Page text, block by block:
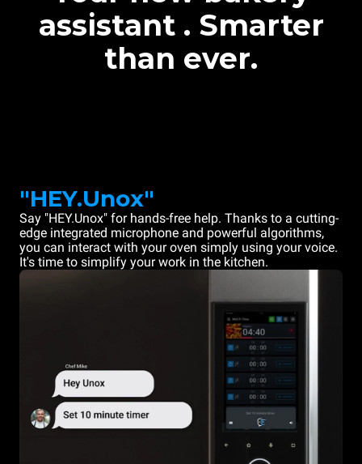
assistant . Smarter
than ever.
"HEY.Unox"
Say "HEY.Unox" for hands-free help. Thanks to a cutting-
edge integrated microphone and powerful algorithms,
you can interact with your oven simply using your voice.
It's time to simplify your work in the kitchen.